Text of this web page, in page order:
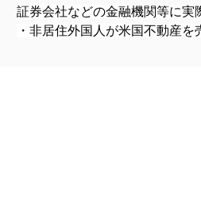
証券会社などの金融機関等に実
・非居住外国人が米国不動産